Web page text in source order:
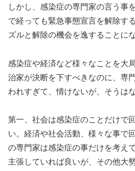
しかし、感染症の専門家の言う事
で経って も緊急事態宣言を解除す
ズルと解除の機会を逸することに
感染症や経済など様々なことを大
治家が決断を下すべきなのに、専
われすぎて、情けないが、そうは
第一、社会は感染症のことだけで
い。経済や社会活動、様々な事で
の専門家は感染症の事だけを考え
主張していれば良いが、その他大